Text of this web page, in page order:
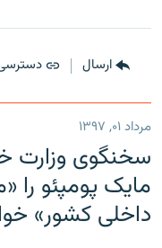
ارسال
مرداد ۰۱, ۱۳۹۷
سخنگوی وزارت
مایک پومپئو را
داخلی کشور»